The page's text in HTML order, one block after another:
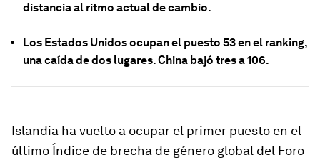
distancia al ritmo actual de cambio.
Los Estados Unidos ocupan el puesto 53 en el ranking,
una caída de dos lugares. China bajó tres a 106.
Islandia ha vuelto a ocupar el primer puesto en el
último Índice de brecha de género global del Foro